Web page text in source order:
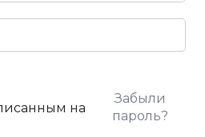
на
Забыли
пароль?